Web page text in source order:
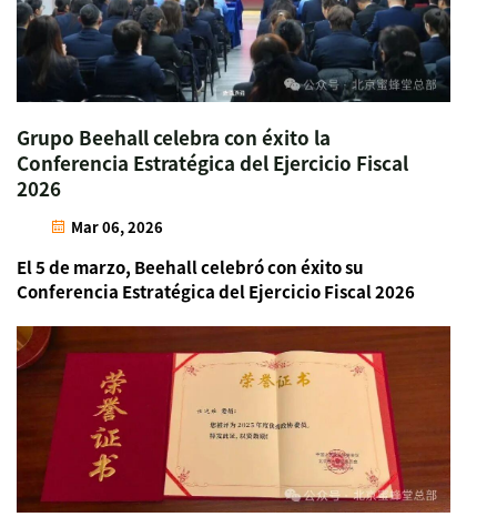
Grupo Beehall celebra con éxito la
Conferencia Estratégica del Ejercicio Fiscal
2026
Mar 06, 2026
El 5 de marzo, Beehall celebró con éxito su
Conferencia Estratégica del Ejercicio Fiscal 2026
Diwei, asistió a la reunión junto con todos los
empleados de la sede central y los miembros
clave de la dirección de las instalaciones de
producción, y...